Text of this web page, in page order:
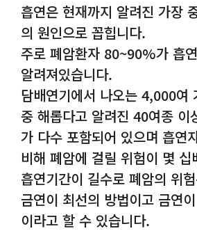
흡연은 현재까지 알려진 가장
의 원인으로 꼽힙니다.
주로 폐암환자 80~90%가 흡
알려져있습니다.
담배연기에서 나오는 4,000여
중 해롭다고 알려진 40여종 이
가 다수 포함되어 있으며 흡연
비해 폐암에 걸릴 위험이 몇 십
흡연기간이 길수로 폐암의 위
금연이 최선의 방법이고 금연
이라고 할 수 있습니다.